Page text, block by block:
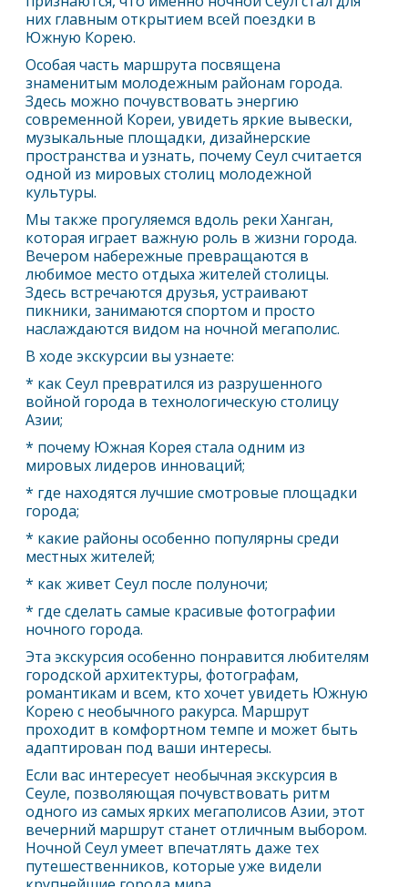
них главным открытием всей поездки в
Южную Корею.
Особая часть маршрута посвящена
знаменитым молодежным районам города.
Здесь можно почувствовать энергию
современной Кореи, увидеть яркие вывески,
музыкальные площадки, дизайнерские
пространства и узнать, почемуСеул считается
одной из мировых столиц молодежной
культуры.
Мы также прогуляемся вдоль реки Ханган,
которая играет важную роль в жизни города.
Вечером набережные превращаются в
любимое место отдыха жителей столицы.
Здесь встречаются друзья, устраивают
пикники, занимаются спортом и просто
наслаждаются видом на ночной мегаполис.
В ходе экскурсии вы узнаете:
* какСеул превратился из разрушенного
войной города в технологическую столицу
Азии;
* почему Южная Корея стала одним из
мировых лидеров инноваций;
* где находятся лучшие смотровые площадки
города;
* какие районы особенно популярны среди
местных жителей;
* как живетСеул после полуночи;
* где сделать самые красивые фотографии
ночного города.
Эта экскурсия особенно понравится любителям
городской архитектуры, фотографам,
романтикам и всем, кто хочет увидеть Южную
Корею с необычного ракурса. Маршрут
проходит в комфортном темпе и может быть
адаптирован под ваши интересы.
Если вас интересует необычная экскурсия в
Сеуле, позволяющая почувствовать ритм
одного из самых ярких мегаполисов Азии, этот
вечерний маршрут станет отличным выбором.
НочнойСеул умеет впечатлять даже тех
путешественников, которые уже видели